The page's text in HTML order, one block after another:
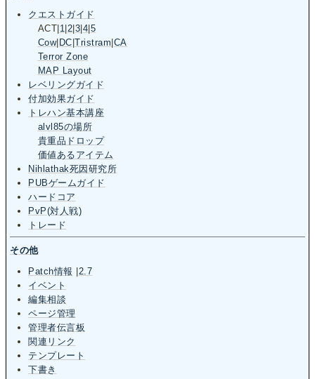
クエストガイド
ACT 1 2 3 4 5
Cow| DC |Tristram CA
Terror Zone
MAP Layout
レベリングガイド
付加効果ガイド
トレハン基本講座
alvl85の場所
貴重品ドロップ
価値あるアイテム
Nihlathak死因研究所
PUBゲームガイド
ハードコア
PvP(対人戦)
トレード
その他
Patch情報 |2.7
イベント
編集相談
ページ管理
管理者伝言板
関連リンク
テンプレート
下書き